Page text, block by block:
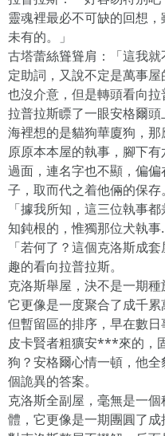
靈魂裡最必不可缺的回想
未有的。」
古塔蕾絲聳聳肩：「這我
定助詞，又說不定是萬事
也沒介意，但是轉頭看向拉
拉普拉斯瞟了一眼安格爾
海裡想的是貓狗華廈狗，那
原原本本屋的執事，腳下
過面，連名字也不顯，偏
子，取而代之着他倆的保存。
「據我所知，這三位執事
知鈍根的，惟獨那位犬執
「若何了？這個克洛斯成
趣的看向拉普拉斯。
克洛斯舉屋，決不是一期
它更像是一度聚合了成千累
但暫留區的排序，早在數
皮卡賢者粗獷安***來的，
狗？安格爾心情一頓，他
個詭異的答案。
克洛斯全副屋，毫無是一
體，它更像是一期團圓了成